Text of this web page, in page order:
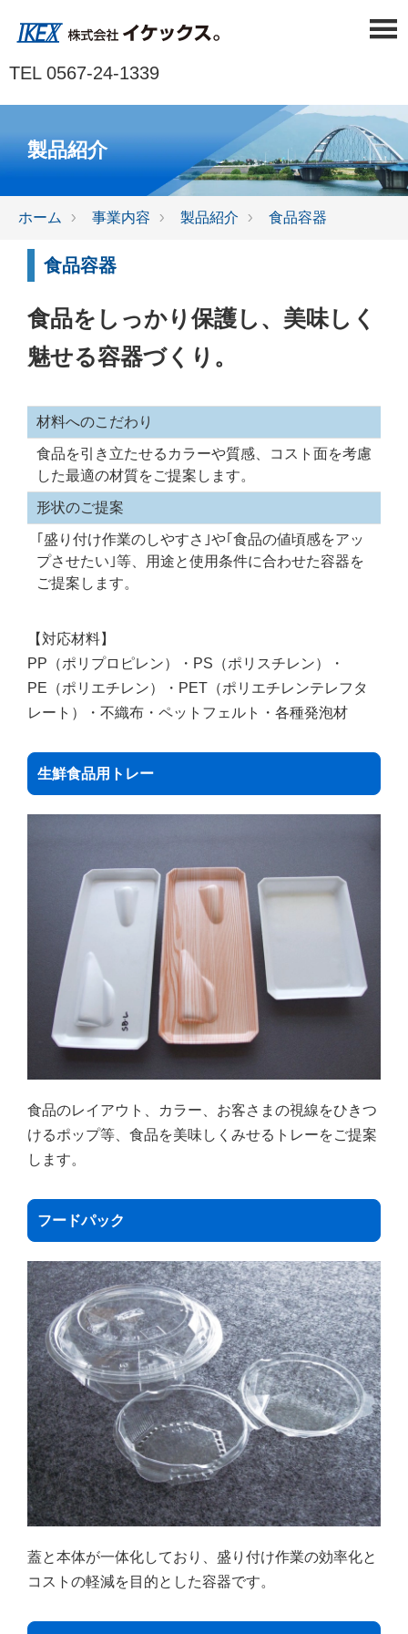
TEL 0567-24-1339
製品紹介
ホーム 事業内容 製品紹介 食品容器
食品容器
食品をしっかり保護し、美味しく
魅せる容器づくり。
材料へのこだわり
食品を引き立たせるカラーや質感、コスト面を考慮
した最適の材質をご提案します。
形状のご提案
｢盛り付け作業のしやすさ｣や｢食品の値頃感をアッ
プさせたい｣等、用途と使用条件に合わせた容器を
ご提案します。
【対応材料】
PP（ポリプロピレン）・PS（ポリスチレン）・
PE（ポリエチレン）・PET（ポリエチレンテレフタ
レート）・不織布・ペットフェルト・各種発泡材
生鮮食品用トレー
食品のレイアウト、カラー、お客さまの視線をひきつ
けるポップ等、食品を美味しくみせるトレーをご提案
します。
フードパック
蓋と本体が一体化しており、盛り付け作業の効率化と
コストの軽減を目的とした容器です。